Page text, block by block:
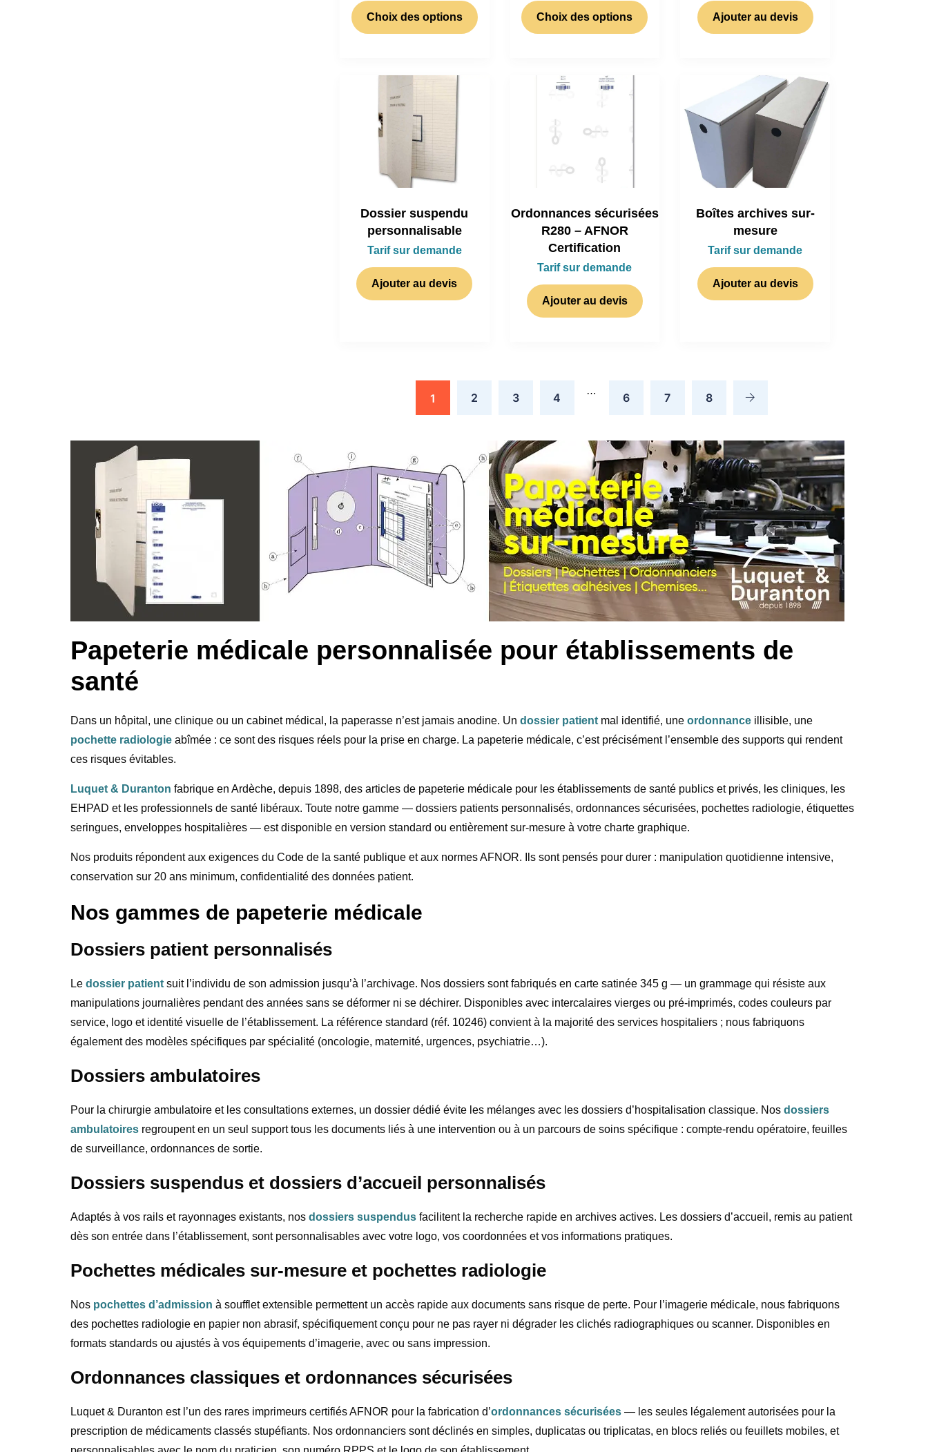
Choix des options Choix des options Ajouter au devis
Dossier suspendu
personnalisable
Tarif sur demande
Ajouter au devis
Ordonnances sécurisées
R280 – AFNOR
Certification
Tarif sur demande
Ajouter au devis
Boîtes archives sur-
mesure
Tarif sur demande
Ajouter au devis
1 2 3 4 … 6 7 8
Papeterie médicale personnalisée pour établissements de
santé
Dans un hôpital, une clinique ou un cabinet médical, la paperasse n’est jamais anodine. Un dossier patient mal identifié, une ordonnance illisible, une
pochette radiologie abîmée : ce sont des risques réels pour la prise en charge. La papeterie médicale, c’est précisément l’ensemble des supports qui rendent
ces risques évitables.
Luquet & Duranton fabrique en Ardèche, depuis 1898, des articles de papeterie médicale pour les établissements de santé publics et privés, les cliniques, les
EHPAD et les professionnels de santé libéraux. Toute notre gamme — dossiers patients personnalisés, ordonnances sécurisées, pochettes radiologie, étiquettes
seringues, enveloppes hospitalières — est disponible en version standard ou entièrement sur-mesure à votre charte graphique.
Nos produits répondent aux exigences du Code de la santé publique et aux normes AFNOR. Ils sont pensés pour durer : manipulation quotidienne intensive,
conservation sur 20 ans minimum, confidentialité des données patient.
Nos gammes de papeterie médicale
Dossiers patient personnalisés
Le dossier patient suit l’individu de son admission jusqu’à l’archivage. Nos dossiers sont fabriqués en carte satinée 345 g — un grammage qui résiste aux
manipulations journalières pendant des années sans se déformer ni se déchirer. Disponibles avec intercalaires vierges ou pré-imprimés, codes couleurs par
service, logo et identité visuelle de l’établissement. La référence standard (réf. 10246) convient à la majorité des services hospitaliers ; nous fabriquons
également des modèles spécifiques par spécialité (oncologie, maternité, urgences, psychiatrie…).
Dossiers ambulatoires
Pour la chirurgie ambulatoire et les consultations externes, un dossier dédié évite les mélanges avec les dossiers d’hospitalisation classique. Nos dossiers
ambulatoires regroupent en un seul support tous les documents liés à une intervention ou à un parcours de soins spécifique : compte-rendu opératoire, feuilles
de surveillance, ordonnances de sortie.
Dossiers suspendus et dossiers d’accueil personnalisés
Adaptés à vos rails et rayonnages existants, nos dossiers suspendus facilitent la recherche rapide en archives actives. Les dossiers d’accueil, remis au patient
dès son entrée dans l’établissement, sont personnalisables avec votre logo, vos coordonnées et vos informations pratiques.
Pochettes médicales sur-mesure et pochettes radiologie
Nos pochettes d’admission à soufflet extensible permettent un accès rapide aux documents sans risque de perte. Pour l’imagerie médicale, nous fabriquons
des pochettes radiologie en papier non abrasif, spécifiquement conçu pour ne pas rayer ni dégrader les clichés radiographiques ou scanner. Disponibles en
formats standards ou ajustés à vos équipements d’imagerie, avec ou sans impression.
Ordonnances classiques et ordonnances sécurisées
Luquet & Duranton est l’un des rares imprimeurs certifiés AFNOR pour la fabrication d’ordonnances sécurisées — les seules légalement autorisées pour la
prescription de médicaments classés stupéfiants. Nos ordonnanciers sont déclinés en simples, duplicatas ou triplicatas, en blocs reliés ou feuillets mobiles, et